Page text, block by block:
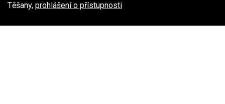
Těšany, prohlášení o přístupnosti